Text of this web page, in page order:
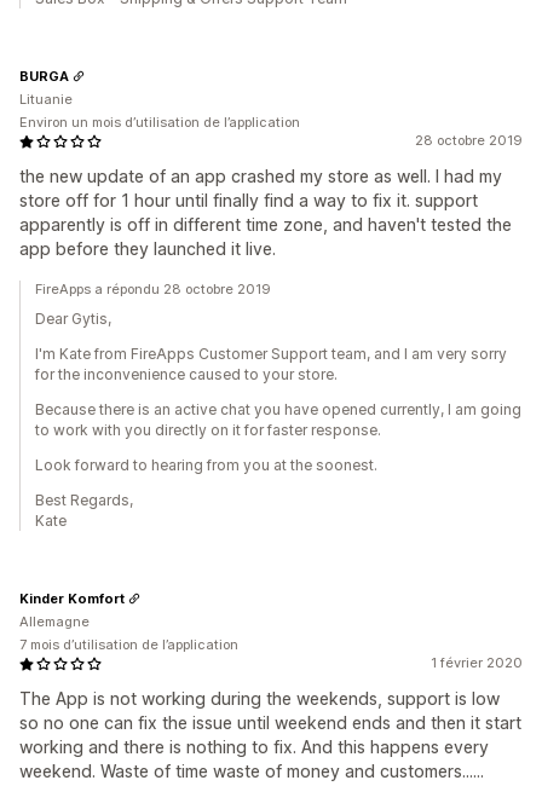
28 octobre 2019
the new update of an app crashed my store as well. I had my
store off for 1 hour until finally find a way to fix it. support
apparently is off in different time zone, and haven't tested the
app before they launched it live.
BURGA
Lituanie
Environ un mois d’utilisation de l’application
FireApps a répondu 28 octobre 2019
Dear Gytis,
I'm Kate from FireApps Customer Support team, and I am very sorry
for the inconvenience caused to your store.
Because there is an active chat you have opened currently, I am going
to work with you directly on it for faster response.
Look forward to hearing from you at the soonest.
Best Regards,
​Kate
1 février 2020
The App is not working during the weekends, support is low
so no one can fix the issue until weekend ends and then it start
working and there is nothing to fix. And this happens every
weekend. Waste of time waste of money and customers......
Kinder Komfort
Allemagne
7 mois d’utilisation de l’application